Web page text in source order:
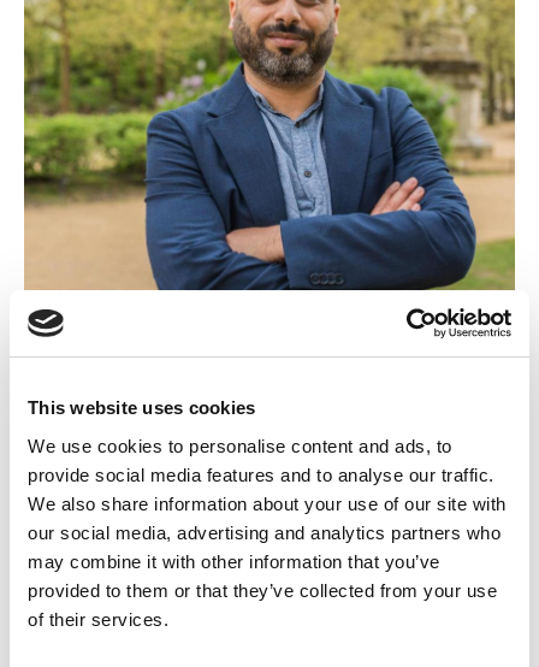
This website uses cookies
We use cookies to personalise content and ads, to
provide social media features and to analyse our traffic.
We also share information about your use of our site with
our social media, advertising and analytics partners who
may combine it with other information that you’ve
provided to them or that they’ve collected from your use
of their services.
« La Russie a été exclue dès le lendemain du début de
la guerre en Ukraine. Mais même après deux ans de
génocide à Gaza, alors que les bombardements
continuent, l'UER continue de considérer Israël
comme si de rien n'était. Notre pays n'a qu'une seule
option : tout comme les Pays-Bas, l'Espagne, la
Slovénie et l'Irlande, nous devons sortir de